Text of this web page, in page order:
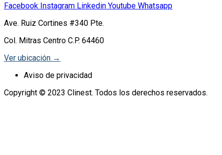
Facebook Instagram Linkedin Youtube Whatsapp
Ave. Ruiz Cortines #340 Pte.
Col. Mitras Centro C.P. 64460
Ver ubicación →
Aviso de privacidad
Copyright © 2023 Clinest. Todos los derechos reservados.